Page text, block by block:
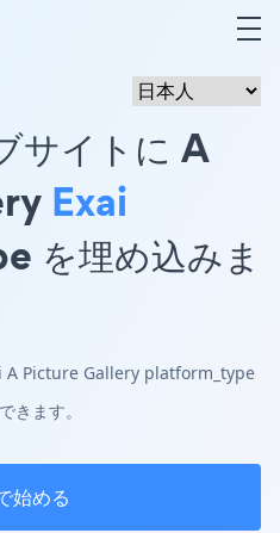
サイトに A
Exai
を埋め込みま
A Picture Gallery platform_type
きます。
始める